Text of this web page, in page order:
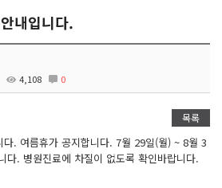
내입니다.
4,108 0
목록
다. 여름휴가 공지합니다. 7월 29일(월) ~ 8월 3
다. 병원진료에 차질이 없도록 확인바랍니다.